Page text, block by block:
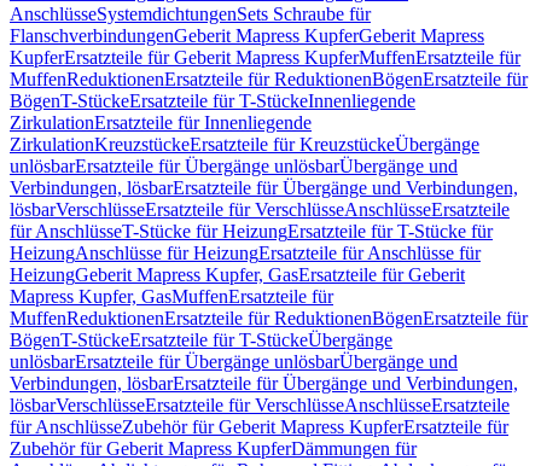
AnschlüsseSystemdichtungenSets Schraube für
FlanschverbindungenGeberit Mapress KupferGeberit Mapress
KupferErsatzteile für Geberit Mapress KupferMuffenErsatzteile für
MuffenReduktionenErsatzteile für ReduktionenBögenErsatzteile für
BögenT-StückeErsatzteile für T-StückeInnenliegende
ZirkulationErsatzteile für Innenliegende
ZirkulationKreuzstückeErsatzteile für KreuzstückeÜbergänge
unlösbarErsatzteile für Übergänge unlösbarÜbergänge und
Verbindungen, lösbarErsatzteile für Übergänge und Verbindungen,
lösbarVerschlüsseErsatzteile für VerschlüsseAnschlüsseErsatzteile
für AnschlüsseT-Stücke für HeizungErsatzteile für T-Stücke für
HeizungAnschlüsse für HeizungErsatzteile für Anschlüsse für
HeizungGeberit Mapress Kupfer, GasErsatzteile für Geberit
Mapress Kupfer, GasMuffenErsatzteile für
MuffenReduktionenErsatzteile für ReduktionenBögenErsatzteile für
BögenT-StückeErsatzteile für T-StückeÜbergänge
unlösbarErsatzteile für Übergänge unlösbarÜbergänge und
Verbindungen, lösbarErsatzteile für Übergänge und Verbindungen,
lösbarVerschlüsseErsatzteile für VerschlüsseAnschlüsseErsatzteile
für AnschlüsseZubehör für Geberit Mapress KupferErsatzteile für
Zubehör für Geberit Mapress KupferDämmungen für